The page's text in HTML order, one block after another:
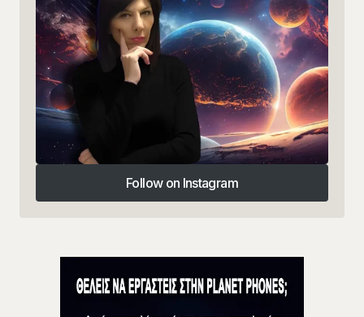
Follow on Instagram
Follow on Instagram